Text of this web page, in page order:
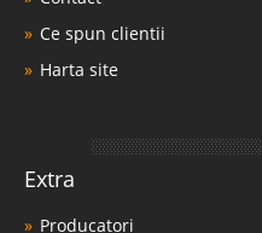
Ce spun clientii
Harta site
Extra
Producatori